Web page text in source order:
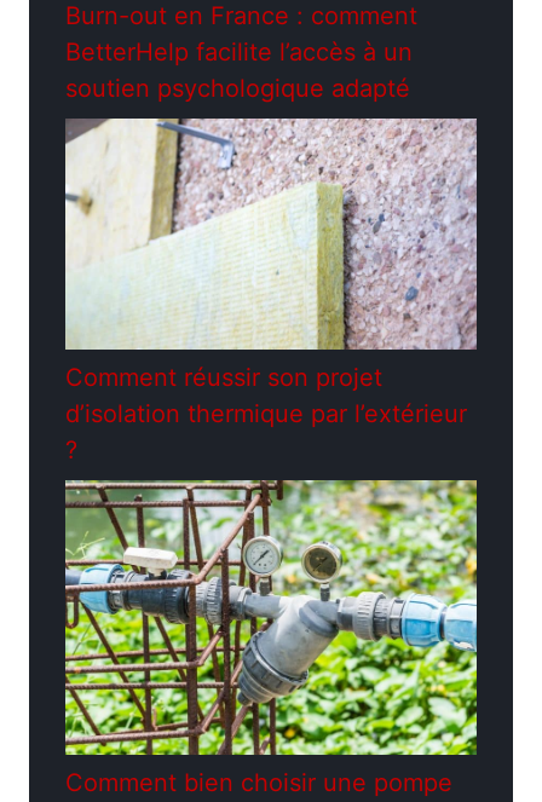
Burn-out en France : comment
BetterHelp facilite l’accès à un
soutien psychologique adapté
Comment réussir son projet
d’isolation thermique par l’extérieur
?
Comment bien choisir une pompe